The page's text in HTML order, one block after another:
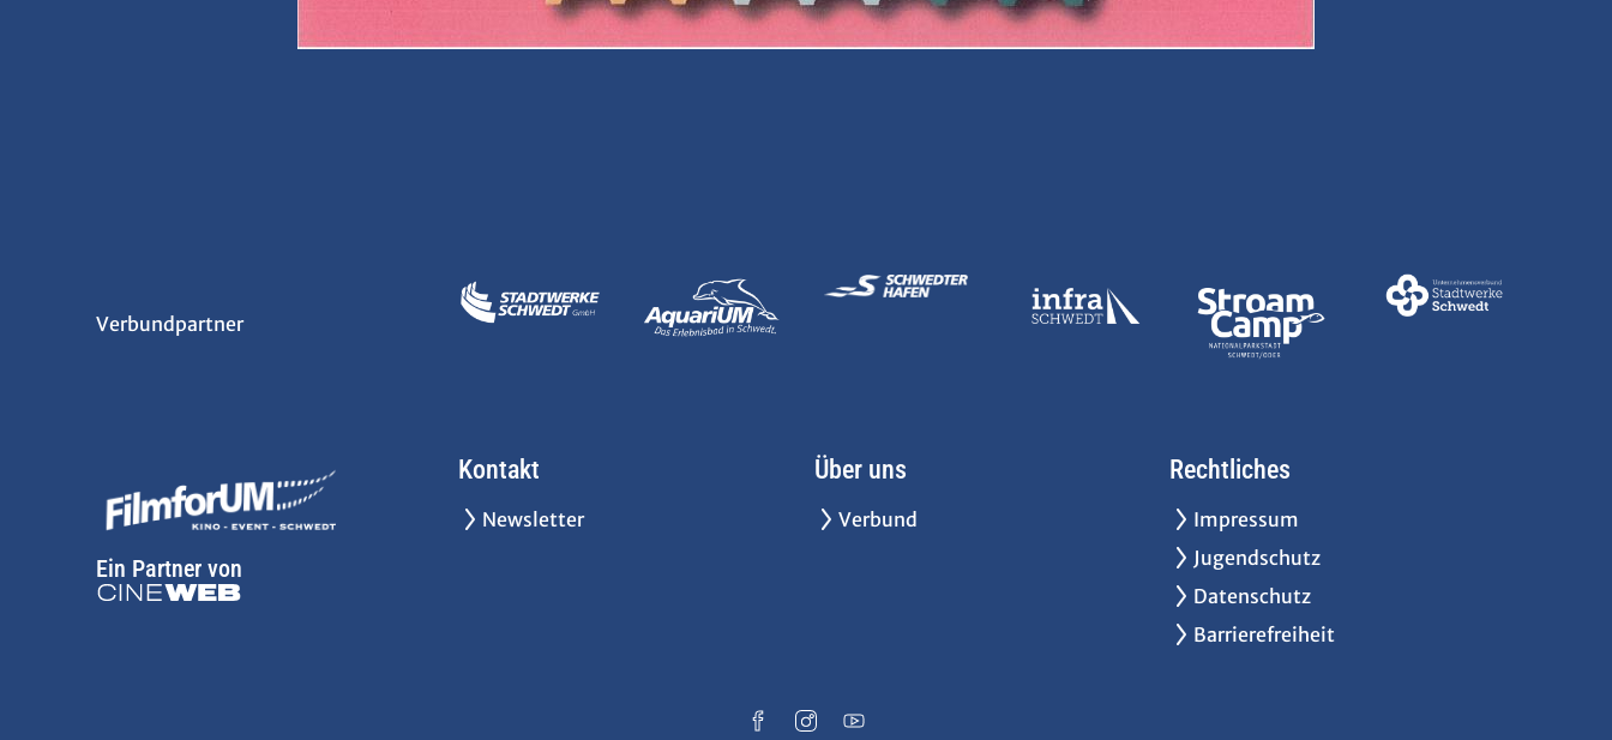
Verbundpartner
Ein Partner von
Kontakt
Newsletter
Über uns
Verbund
Rechtliches
Impressum
Jugendschutz
Datenschutz
Barrierefreiheit